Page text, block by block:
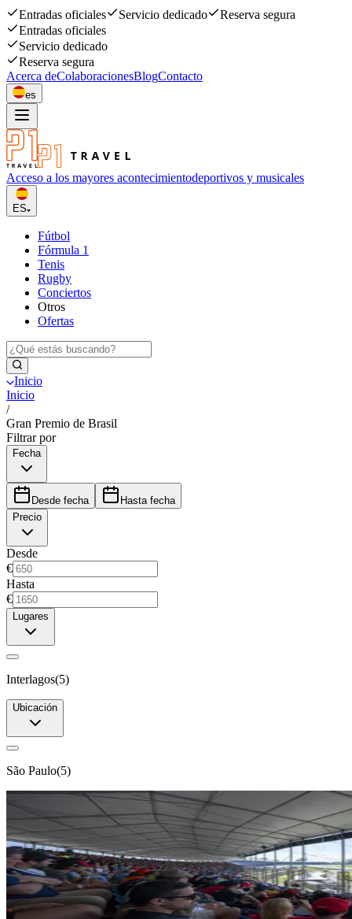
Entradas oficiales Servicio dedicado
Reserva segura
Entradas oficiales
Servicio dedicado
Reserva segura
Acerca deColaboracionesBlogContacto
es
Acceso a los mayores acontecimientodeportivos y musicales
ES
Fútbol
Fórmula 1
Tenis
Rugby
Conciertos
Otros
Ofertas
Inicio
Inicio
/
Gran Premio de Brasil
Filtrar por
Fecha
Desde fecha
Hasta fecha
Precio
Desde
€
Hasta
€
Lugares
Interlagos(5)
Ubicación
São Paulo(5)